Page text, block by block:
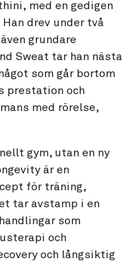
med en gedigen
drev under två
grundare
Sweat tar han nästa
som går bortom
prestation och
med rörelse,
gym, utan en ny
är en
för träning,
tar avstamp i en
som
och
och långsiktig